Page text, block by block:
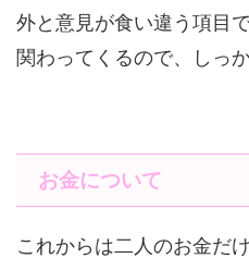
外と意見が食い違う項目
関わってくるので、しっ
お金について
これからは二人のお金だ